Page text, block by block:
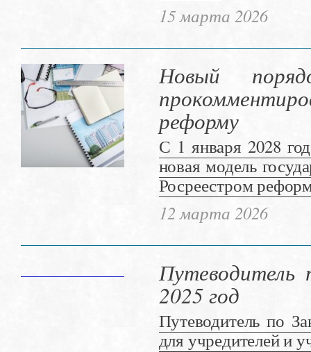
15 марта 2026
Новый
реформу
С 1 января 2028
новая модель
Росреестром
12 марта 2026
2025 год
Путеводитель по
для учредителей и